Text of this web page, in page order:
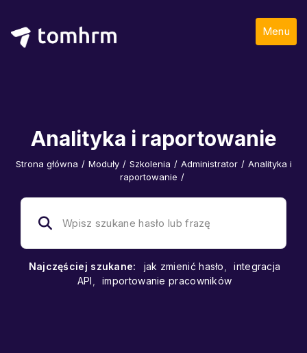
Menu
Analityka i raportowanie
Strona główna / Moduły / Szkolenia / Administrator / Analityka i
raportowanie /
Najczęściej szukane: jak zmienić hasło
integracja
API
importowanie pracowników